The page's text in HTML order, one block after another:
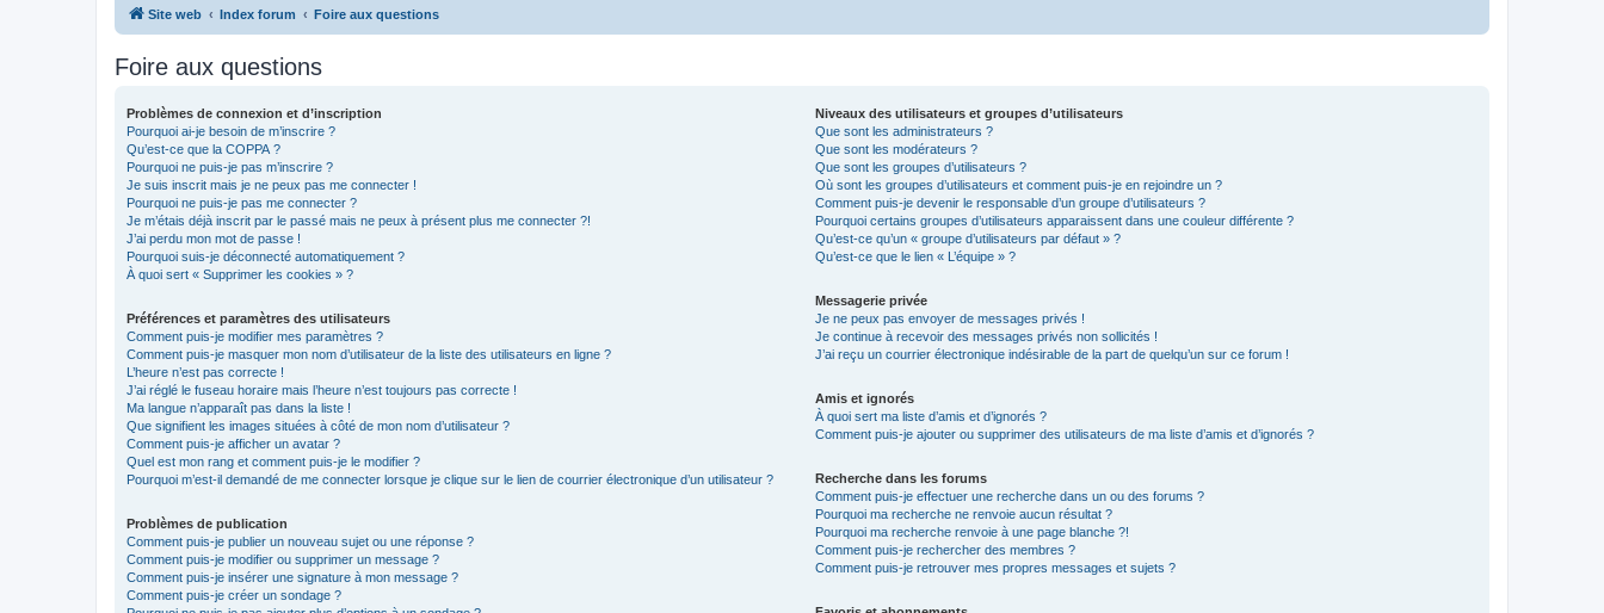
Site web Index forum Foire aux questions
Foire aux questions
Problèmes de connexion et d’inscription
Pourquoi ai-je besoin de m’inscrire ?
Qu’est-ce que la COPPA ?
Pourquoi ne puis-je pas m’inscrire ?
Je suis inscrit mais je ne peux pas me connecter !
Pourquoi ne puis-je pas me connecter ?
Je m’étais déjà inscrit par le passé mais ne peux à présent plus me connecter ?!
J’ai perdu mon mot de passe !
Pourquoi suis-je déconnecté automatiquement ?
À quoi sert « Supprimer les cookies » ?
Préférences et paramètres des utilisateurs
Comment puis-je modifier mes paramètres ?
Comment puis-je masquer mon nom d’utilisateur de la liste des utilisateurs en ligne ?
L’heure n’est pas correcte !
J’ai réglé le fuseau horaire mais l’heure n’est toujours pas correcte !
Ma langue n’apparaît pas dans la liste !
Que signifient les images situées à côté de mon nom d’utilisateur ?
Comment puis-je afficher un avatar ?
Quel est mon rang et comment puis-je le modifier ?
Pourquoi m’est-il demandé de me connecter lorsque je clique sur le lien de courrier électronique d’un utilisateur ?
Problèmes de publication
Comment puis-je publier un nouveau sujet ou une réponse ?
Comment puis-je modifier ou supprimer un message ?
Comment puis-je insérer une signature à mon message ?
Comment puis-je créer un sondage ?
Niveaux des utilisateurs et groupes d’utilisateurs
Que sont les administrateurs ?
Que sont les modérateurs ?
Que sont les groupes d’utilisateurs ?
Où sont les groupes d’utilisateurs et comment puis-je en rejoindre un ?
Comment puis-je devenir le responsable d’un groupe d’utilisateurs ?
Pourquoi certains groupes d’utilisateurs apparaissent dans une couleur différente ?
Qu’est-ce qu’un « groupe d’utilisateurs par défaut » ?
Qu’est-ce que le lien « L’équipe » ?
Messagerie privée
Je ne peux pas envoyer de messages privés !
Je continue à recevoir des messages privés non sollicités !
J’ai reçu un courrier électronique indésirable de la part de quelqu’un sur ce forum !
Amis et ignorés
À quoi sert ma liste d’amis et d’ignorés ?
Comment puis-je ajouter ou supprimer des utilisateurs de ma liste d’amis et d’ignorés ?
Recherche dans les forums
Comment puis-je effectuer une recherche dans un ou des forums ?
Pourquoi ma recherche ne renvoie aucun résultat ?
Pourquoi ma recherche renvoie à une page blanche ?!
Comment puis-je rechercher des membres ?
Comment puis-je retrouver mes propres messages et sujets ?